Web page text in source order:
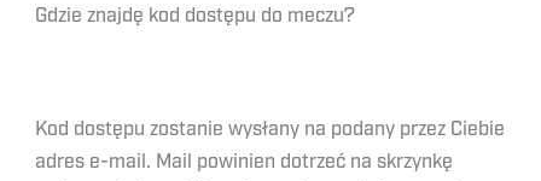
Gdzie znajdę kod dostępu do meczu?
Kod dostępu zostanie wysłany na podany przez Ciebie
adres e-mail. Mail powinien dotrzeć na skrzynkę